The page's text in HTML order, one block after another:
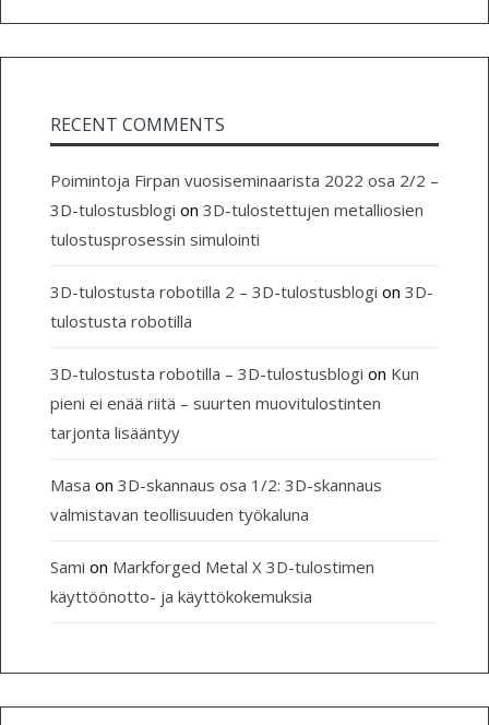
RECENT COMMENTS
Poimintoja Firpan vuosiseminaarista 2022 osa 2/2 –
3D-tulostusblogi on 3D-tulostettujen metalliosien
tulostusprosessin simulointi
3D-tulostusta robotilla 2 – 3D-tulostusblogi on 3D-
tulostusta robotilla
3D-tulostusta robotilla – 3D-tulostusblogi on Kun
pieni ei enää riitä – suurten muovitulostinten
tarjonta lisääntyy
Masa on 3D-skannaus osa 1/2: 3D-skannaus
valmistavan teollisuuden työkaluna
Sami on Markforged Metal X 3D-tulostimen
käyttöönotto- ja käyttökokemuksia